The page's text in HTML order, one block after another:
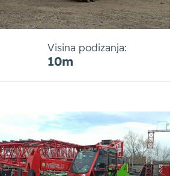
Visina podizanja:
10m